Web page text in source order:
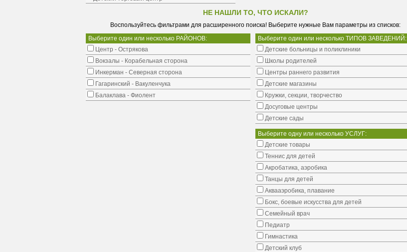
НЕ НАШЛИ ТО, ЧТО ИСКАЛИ?
Воспользуйтесь фильтрами для расширенного поиска! Выберите нужные Вам параметры из списков:
Выберите один или несколько РАЙОНОВ:
Центр - Острякова
Вокзалы - Корабельная сторона
Инкерман - Северная сторона
Гагаринский - Вакуленчука
Балаклава - Фиолент
Выберите один или несколько ТИПОВ ЗАВЕДЕНИЙ:
Детские больницы и поликлиники
Школы родителей
Центры раннего развития
Детские магазины
Кружки, секции, творчество
Досуговые центры
Детские сады
Выберите одну или несколько УСЛУГ:
Детские товары
Теннис для детей
Акробатика, аэробика
Танцы для детей
Аквааэробика, плавание
Бокс, боевые искусства для детей
Семейный врач
Педиатр
Гимнастика
Детский клуб